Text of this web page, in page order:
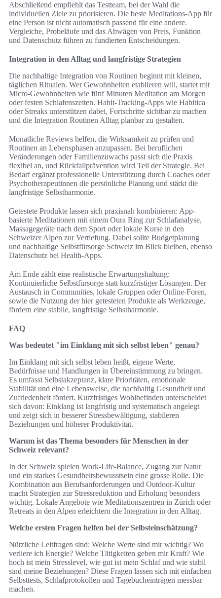
Abschließend empfiehlt das Testteam, bei der Wahl die
individuellen Ziele zu priorisieren. Die beste Meditations-App für
eine Person ist nicht automatisch passend für eine andere.
Vergleiche, Probeläufe und das Abwägen von Preis, Funktion
und Datenschutz führen zu fundierten Entscheidungen.
Integration in den Alltag und langfristige Strategien
Die nachhaltige Integration von Routinen beginnt mit kleinen,
täglichen Ritualen. Wer Gewohnheiten etablieren will, startet mit
Micro-Gewohnheiten wie fünf Minuten Meditation am Morgen
oder festen Schlafenszeiten. Habit-Tracking-Apps wie Habitica
oder Streaks unterstützen dabei, Fortschritte sichtbar zu machen
und die Integration Routinen Alltag planbar zu gestalten.
Monatliche Reviews helfen, die Wirksamkeit zu prüfen und
Routinen an Lebensphasen anzupassen. Bei beruflichen
Veränderungen oder Familienzuwachs passt sich die Praxis
flexibel an, und Rückfallprävention wird Teil der Strategie. Bei
Bedarf ergänzt professionelle Unterstützung durch Coaches oder
Psychotherapeutinnen die persönliche Planung und stärkt die
langfristige Selbstharmonie.
Getestete Produkte lassen sich praxisnah kombinieren: App-
basierte Meditationen mit einem Oura Ring zur Schlafanalyse,
Massagegeräte nach dem Sport oder lokale Kurse in den
Schweizer Alpen zur Vertiefung. Dabei sollte Budgetplanung
und nachhaltige Selbstfürsorge Schweiz im Blick bleiben, ebenso
Datenschutz bei Health-Apps.
Am Ende zählt eine realistische Erwartungshaltung:
Kontinuierliche Selbstfürsorge statt kurzfristiger Lösungen. Der
Austausch in Communities, lokale Gruppen oder Online-Foren,
sowie die Nutzung der hier getesteten Produkte als Werkzeuge,
fördern eine stabile, langfristige Selbstharmonie.
FAQ
Was bedeutet "im Einklang mit sich selbst leben" genau?
Im Einklang mit sich selbst leben heißt, eigene Werte,
Bedürfnisse und Handlungen in Übereinstimmung zu bringen.
Es umfasst Selbstakzeptanz, klare Prioritäten, emotionale
Stabilität und eine Lebensweise, die nachhaltig Gesundheit und
Zufriedenheit fördert. Kurzfristiges Wohlbefinden unterscheidet
sich davon: Einklang ist langfristig und systematisch angelegt
und zeigt sich in besserer Stressbewältigung, stabileren
Beziehungen und höherer Produktivität.
Warum ist das Thema besonders für Menschen in der
Schweiz relevant?
In der Schweiz spielen Work‑Life‑Balance, Zugang zur Natur
und ein starkes Gesundheitsbewusstsein eine grosse Rolle. Die
Kombination aus Berufsanforderungen und Outdoor‑Kultur
macht Strategien zur Stressreduktion und Erholung besonders
wichtig. Lokale Angebote wie Meditationszentren in Zürich oder
Retreats in den Alpen erleichtern die Integration in den Alltag.
Welche ersten Fragen helfen bei der Selbsteinschätzung?
Nützliche Leitfragen sind: Welche Werte sind mir wichtig? Wo
verliere ich Energie? Welche Tätigkeiten geben mir Kraft? Wie
hoch ist mein Stresslevel, wie gut ist mein Schlaf und wie stabil
sind meine Beziehungen? Diese Fragen lassen sich mit einfachen
Selbsttests, Schlafprotokollen und Tagebucheinträgen messbar
machen.